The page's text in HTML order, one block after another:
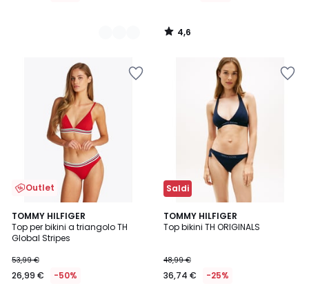
4,6
/
Outlet
TOMMY HILFIGER
Top per bikini a triangolo TH
Global Stripes
53,99 €
26,99 € -50%
5
/
5
Saldi
TOMMY HILFIGER
Top bikini TH ORIGINALS
48,99 €
36,74 € -25%